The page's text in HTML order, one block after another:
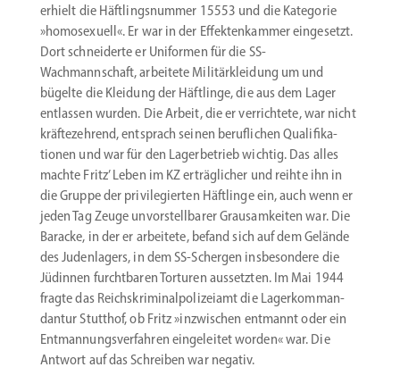
erhielt die Häftlings­nummer 15553 und die Kategorie
»homose­xuell«. Er war in der Effek­ten­kammer einge­setzt.
Dort schnei­derte er Uniformen für die SS-
Wachmannschaft, arbeitete Militär­kleidung um und
bügelte die Kleidung der Häftlinge, die aus dem Lager
entlassen wurden. Die Arbeit, die er verrichtete, war nicht
kräfte­zehrend, entsprach seinen beruf­lichen Quali­fi­ka­
tionen und war für den Lager­be­trieb wichtig. Das alles
machte Fritz’ Leben im KZ erträg­licher und reihte ihn in
die Gruppe der privi­le­gierten Häftlinge ein, auch wenn er
jeden Tag Zeuge unvor­stell­barer Grausam­keiten war. Die
Baracke, in der er arbeitete, befand sich auf dem Gelände
des Juden­lagers, in dem SS-Schergen insbe­sondere die
Jüdinnen furcht­baren Torturen aussetzten. Im Mai 1944
fragte das Reichs­kri­mi­nal­po­li­zeiamt die Lager­kom­man­
dantur Stutthof, ob Fritz »inzwi­schen entmannt oder ein
Entman­nungs­ver­fahren einge­leitet worden« war. Die
Antwort auf das Schreiben war negativ.